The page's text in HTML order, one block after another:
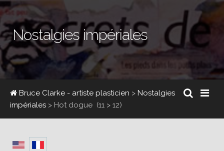
Nostalgies impériales
Bruce Clarke - artiste plasticien > Nostalgies
impériales > Hot dogue (11 > 12)